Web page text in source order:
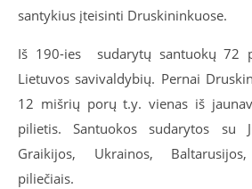
santykius įteisinti Druskininkuose.
Iš 190-ies sudarytų santuokų 72
Lietuvos savivaldybių. Pernai
12 mišrių porų t.y. vienas iš
pilietis. Santuokos sudarytos su
Graikijos, Ukrainos,
piliečiais.